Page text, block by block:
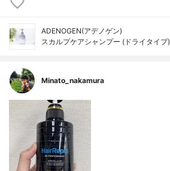
ADENOGEN(アデノゲン)
スカルプケアシャンプー (ドライタイプ)
Minato_nakamura